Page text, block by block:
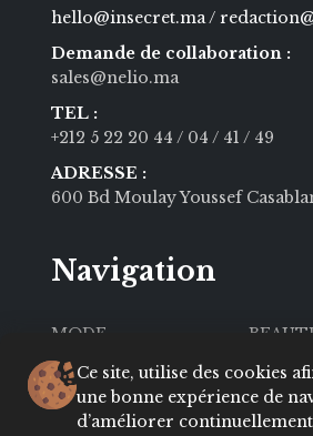
Ce site, utilise des cookies
une bonne expérience de
d’améliorer
hello@insecret.ma /
Demande de collaboration :
sales@nelio.ma
TEL :
+212 5 22 20 44 / 04 / 41 / 49
ADRESSE :
600 Bd Moulay Youssef
Navigation
MODE
SOCIÉTÉ
VIE PRIVÉE